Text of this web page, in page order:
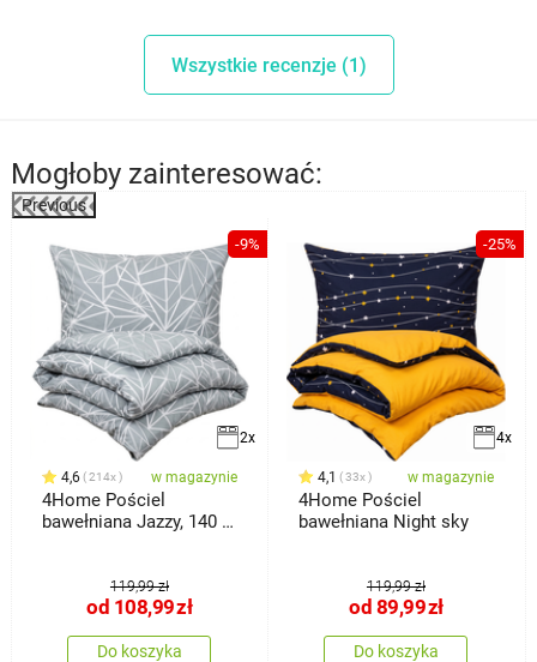
Wszystkie recenzje (1)
Mogłoby zainteresować:
Previous
-9%
2x
4,6 214x w magazynie
4Home Pościel
bawełniana Jazzy, 140 x
119,99 zł
od 108,99zł
Do koszyka
-25%
4x
4,1 33x w magazynie
4Home Pościel
bawełniana Night sky
119,99 zł
od 89,99zł
Do koszyka